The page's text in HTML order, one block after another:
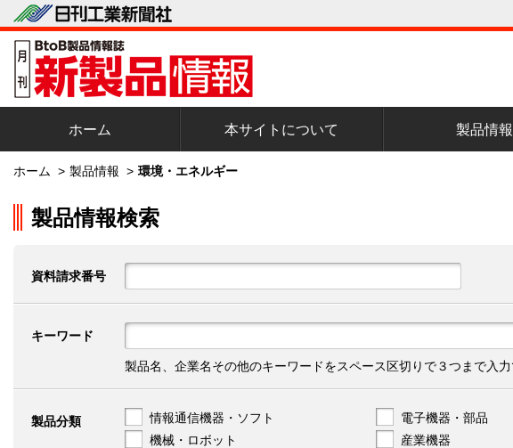
ホーム 本サイトについて 製品情報
ホーム > 製品情報 > 環境・エネルギー
製品情報検索
資料請求番号
キーワード
製品名、企業名その他のキーワードをスペース区切りで３つまで入力
製品分類 情報通信機器・ソフト 電子機器・部品
機械・ロボット
産業機器